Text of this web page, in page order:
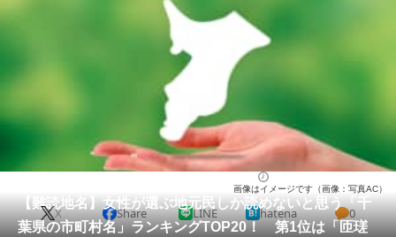
ニュース
住まい 教育・育児
リサーチ
会員記事
【難読地名】女性が選ぶ地元民しか読めないと思う「千
葉県の市町村名」ランキングTOP20！ 第1位は「匝瑳
画像はイメージです（画像：写真AC）
X Share LINE hatena 0